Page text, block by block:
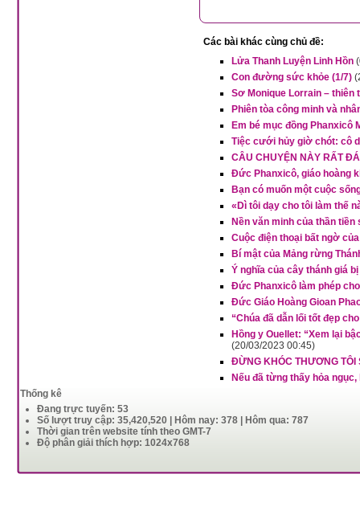
Các bài khác cùng chủ đề:
Lửa Thanh Luyện Linh Hồn
Con đường sức khỏe (1/7)
Sơ Monique Lorrain – thiên
Phiên tòa công minh và
Em bé mục đồng
Tiệc cưới hủy giờ chót: cô
CÂU CHUYỆN NÀY RẤT
Đức Phanxicô, giáo hoàng
Bạn có muốn một cuộc
«Dì tôi dạy cho tôi làm thế
Nền văn minh của thần tiền
Cuộc điện thoại bất ngờ
Bí mật của Mảng rừng
Ý nghĩa của cây thánh giá
Đức Phanxicô làm phép
Đức Giáo Hoàng Gioan
“Chúa đã dẫn lối tốt đẹp
Hồng y Ouellet: “Xem lại
(20/03/2023 00:45)
ĐỪNG KHÓC THƯƠNG TÔI
Nếu đã từng thấy hỏa
Thống kê
Đang trực tuyến: 53
Số lượt truy cập: 35,420,520 | Hôm nay: 378 | Hôm qua: 787
Thời gian trên website tính theo GMT-7
Độ phân giải thích hợp: 1024x768